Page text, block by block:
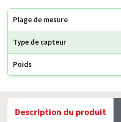
Plage de mesure
Type de capteur
Poids
Description du produit